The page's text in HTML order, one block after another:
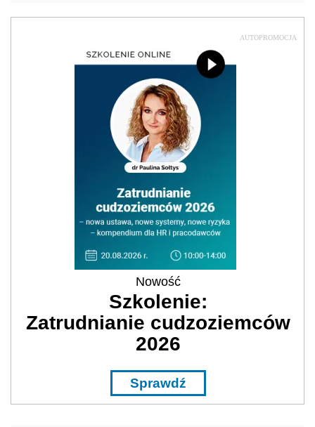
AUTOPROMOCJA
Nowość
Szkolenie:
Zatrudnianie cudzoziemców
2026
Sprawdź